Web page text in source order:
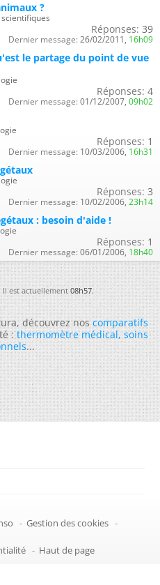
?
Réponses: 39
Dernier message: 26/02/2011, 16h09
le partage du point de vue
Réponses: 4
Dernier message: 01/12/2007, 09h02
Réponses: 1
Dernier message: 10/03/2006, 16h31
Réponses: 3
Dernier message: 10/02/2006, 23h14
: besoin d'aide !
Réponses: 1
Dernier message: 06/01/2006, 18h40
Il est actuellement08h57.
découvrez noscomparatifs
:thermomètre médical,soins
...
- Gestion des cookies -
- Haut de page